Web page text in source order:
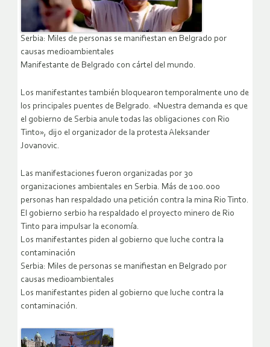
Serbia: Miles de personas se manifiestan en Belgrado por
causas medioambientales
Manifestante de Belgrado con cártel del mundo.
Los manifestantes también bloquearon temporalmente uno de
los principales puentes de Belgrado. «Nuestra demanda es que
el gobierno de Serbia anule todas las obligaciones con Rio
Tinto», dijo el organizador de la protesta Aleksander
Jovanovic.
Las manifestaciones fueron organizadas por 30
organizaciones ambientales en Serbia. Más de 100.000
personas han respaldado una petición contra la mina Rio Tinto.
El gobierno serbio ha respaldado el proyecto minero de Rio
Tinto para impulsar la economía.
Los manifestantes piden al gobierno que luche contra la
contaminación
Serbia: Miles de personas se manifiestan en Belgrado por
causas medioambientales
Los manifestantes piden al gobierno que luche contra la
contaminación.